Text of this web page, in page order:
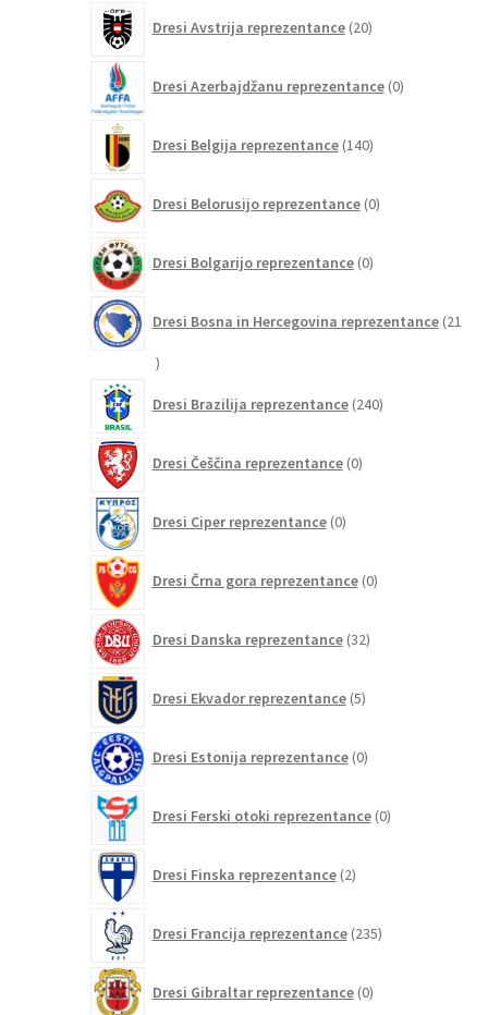
Dresi Avstrija reprezentance 20izdelkov
Dresi Azerbajdžanu reprezentance 0izdelkov
Dresi Belgija reprezentance 140izdelkov
Dresi Belorusijo reprezentance 0izdelkov
Dresi Bolgarijo reprezentance 0izdelkov
Dresi Bosna in Hercegovina reprezentance 21
21
Dresi Brazilija reprezentance 240izdelkov
Dresi Češčina reprezentance 0izdelkov
Dresi Ciper reprezentance 0izdelkov
Dresi Črna gora reprezentance 0izdelkov
Dresi Danska reprezentance 32izdelkov
Dresi Ekvador reprezentance 5izdelkov
Dresi Estonija reprezentance 0izdelkov
Dresi Ferski otoki reprezentance 0izdelkov
Dresi Finska reprezentance 2izdelka
Dresi Francija reprezentance 235izdelkov
Dresi Gibraltar reprezentance 0izdelkov